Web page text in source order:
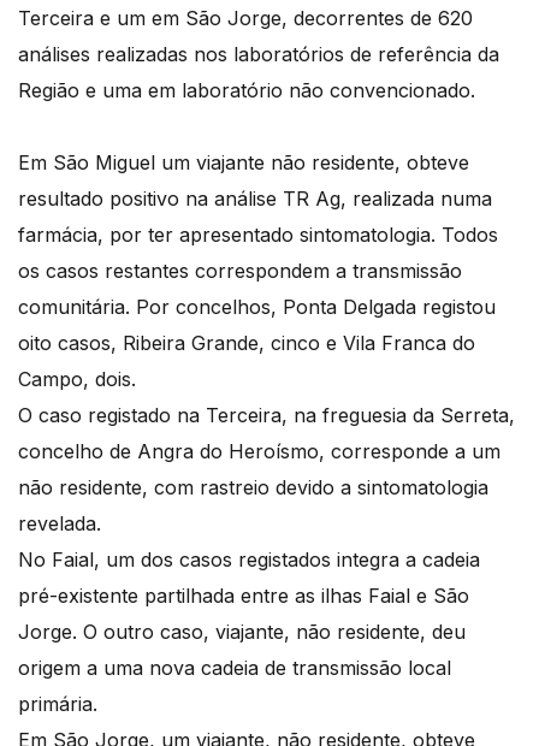
Terceira e um em São Jorge, decorrentes de 620
análises realizadas nos laboratórios de referência da
Região e uma em laboratório não convencionado.
Em São Miguel um viajante não residente, obteve
resultado positivo na análise TR Ag, realizada numa
farmácia, por ter apresentado sintomatologia. Todos
os casos restantes correspondem a transmissão
comunitária. Por concelhos, Ponta Delgada registou
oito casos, Ribeira Grande, cinco e Vila Franca do
Campo, dois.
O caso registado na Terceira, na freguesia da Serreta,
concelho de Angra do Heroísmo, corresponde a um
não residente, com rastreio devido a sintomatologia
revelada.
No Faial, um dos casos registados integra a cadeia
pré-existente partilhada entre as ilhas Faial e São
Jorge. O outro caso, viajante, não residente, deu
origem a uma nova cadeia de transmissão local
primária.
Em São Jorge, um viajante, não residente, obteve